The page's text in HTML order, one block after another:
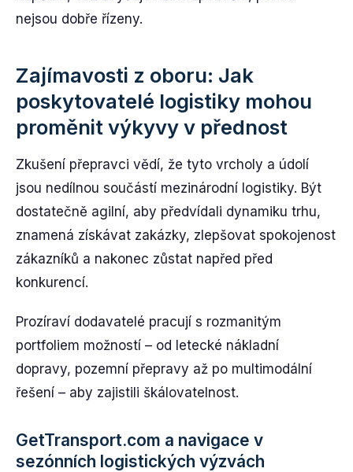
nejsou dobře řízeny.
Zajímavosti z oboru: Jak
poskytovatelé logistiky mohou
proměnit výkyvy v přednost
Zkušení přepravci vědí, že tyto vrcholy a údolí
jsou nedílnou součástí mezinárodní logistiky. Být
dostatečně agilní, aby předvídali dynamiku trhu,
znamená získávat zakázky, zlepšovat spokojenost
zákazníků a nakonec zůstat napřed před
konkurencí.
Prozíraví dodavatelé pracují s rozmanitým
portfoliem možností – od letecké nákladní
dopravy, pozemní přepravy až po multimodální
řešení – aby zajistili škálovatelnost.
GetTransport.com a navigace v
sezónních logistických výzvách